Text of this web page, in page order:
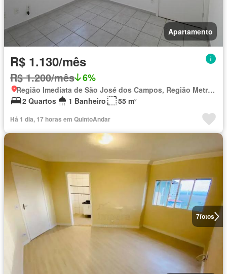
Apartamento
R$ 1.130/mês
R$ 1.200/mês 6%
Região Imediata de São José dos Campos, Região Metropolitana do Vale do Paraíba e Litoral Norte
2 Quartos
1 Banheiro 55 m²
Há 1 dia, 17 horas em QuintoAndar
7fotos